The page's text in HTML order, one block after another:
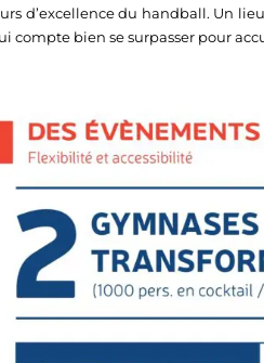
d’excellence du handball. Un
compte bien se surpasser pour